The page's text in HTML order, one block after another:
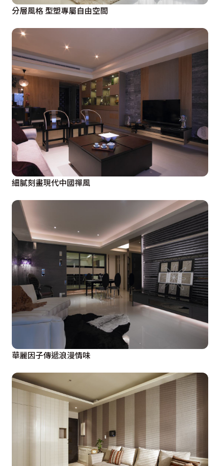
分層風格 型塑專屬自由空間
細膩刻畫現代中國禪風
華麗因子傳遞浪漫情味